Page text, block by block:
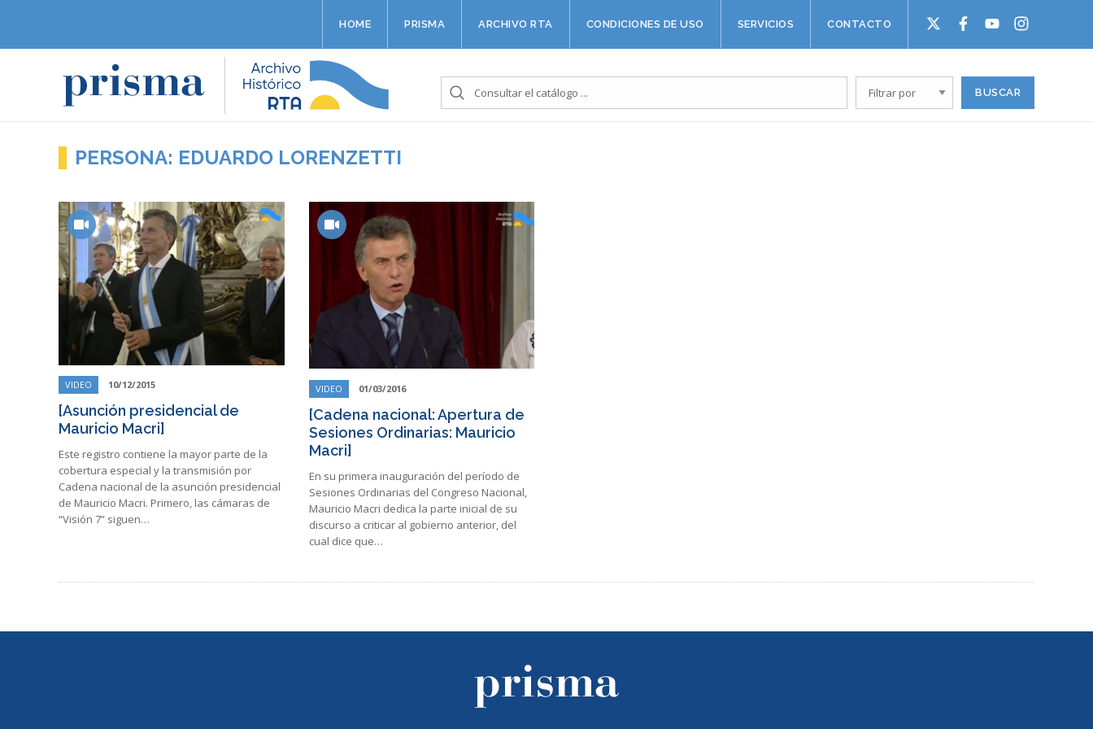
HOME PRISMA ARCHIVO RTA CONDICIONES DE USO SERVICIOS CONTACTO
PERSONA: EDUARDO LORENZETTI
VIDEO 10/12/2015
[Asunción presidencial de
Mauricio Macri]
Este registro contiene la mayor parte de la
cobertura especial y la transmisión por
Cadena nacional de la asunción presidencial
de Mauricio Macri. Primero, las cámaras de
“Visión 7” siguen…
VIDEO 01/03/2016
[Cadena nacional: Apertura de
Sesiones Ordinarias: Mauricio
Macri]
En su primera inauguración del período de
Sesiones Ordinarias del Congreso Nacional,
Mauricio Macri dedica la parte inicial de su
discurso a criticar al gobierno anterior, del
cual dice que…